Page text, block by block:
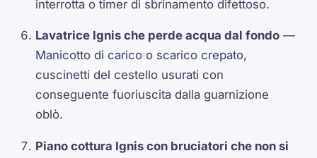
interrotta o timer di sbrinamento difettoso.
Lavatrice Ignis che perde acqua dal fondo —
Manicotto di carico o scarico crepato,
cuscinetti del cestello usurati con
conseguente fuoriuscita dalla guarnizione
oblò.
Piano cottura Ignis con bruciatori che non si